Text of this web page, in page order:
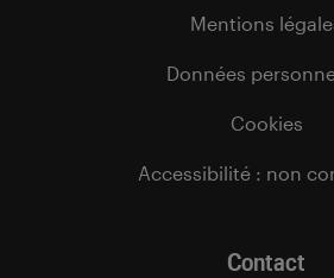
Mentions
Données
Cookies
Accessibilité : non
Contact